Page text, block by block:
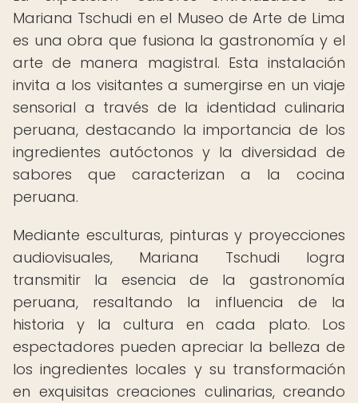
Mariana Tschudi en el Museo de Arte de Lima
es una obra que fusiona la gastronomía y el
arte de manera magistral. Esta instalación
invita a los visitantes a sumergirse en un viaje
sensorial a través de la identidad culinaria
peruana, destacando la importancia de los
ingredientes autóctonos y la diversidad de
sabores que caracterizan a la cocina
peruana.
Mediante esculturas, pinturas y proyecciones
audiovisuales, Mariana Tschudi logra
transmitir la esencia de la gastronomía
peruana, resaltando la influencia de la
historia y la cultura en cada plato. Los
espectadores pueden apreciar la belleza de
los ingredientes locales y su transformación
en exquisitas creaciones culinarias, creando